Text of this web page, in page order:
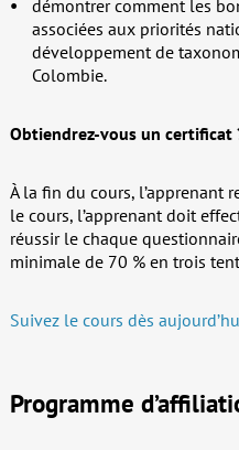
démontrer comment les
associées aux priorités
développement de
Colombie.
Obtiendrez-vous un certificat
À la fin du cours, l’apprenant
le cours, l’apprenant doit
réussir le chaque
minimale de 70 % en trois
Suivez le cours dès
Programme